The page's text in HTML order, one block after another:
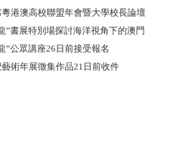
港澳高校聯盟年會暨大學校長論壇
”書展特別場探討海洋視角下的澳門
”公眾講座26日前接受報名
術年展徵集作品21日前收件